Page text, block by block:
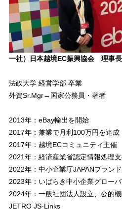
一社）日本越境EC振興協会 理事長
法政大学 経営学部 卒業
外資Sr.Mgr→国家公務員・著者
2013年：eBay輸出を開始
2017年：兼業で月利100万円を達成
2017年：越境ECコミュニティ主催
2021年：経済産業省認定情報処理
2022年：中小企業庁JAPANブラン
2023年：いばらき中小企業グロー
2024年：一般社団法人設立、公的
JETRO JS-Links